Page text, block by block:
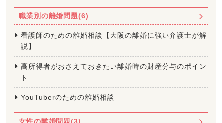
職業別の離婚問題(6)
看護師のための離婚相談【大阪の離婚に強い弁護士が解
説】
高所得者がおさえておきたい離婚時の財産分与のポイン
ト
YouTuberのための離婚相談
女性の離婚問題(3)